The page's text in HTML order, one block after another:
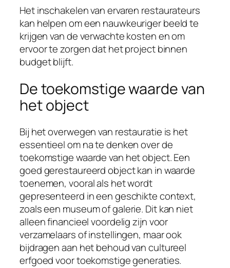
Het inschakelen van ervaren restaurateurs
kan helpen om een nauwkeuriger beeld te
krijgen van de verwachte kosten en om
ervoor te zorgen dat het project binnen
budget blijft.
De toekomstige waarde van
het object
Bij het overwegen van restauratie is het
essentieel om na te denken over de
toekomstige waarde van het object. Een
goed gerestaureerd object kan in waarde
toenemen, vooral als het wordt
gepresenteerd in een geschikte context,
zoals een museum of galerie. Dit kan niet
alleen financieel voordelig zijn voor
verzamelaars of instellingen, maar ook
bijdragen aan het behoud van cultureel
erfgoed voor toekomstige generaties.